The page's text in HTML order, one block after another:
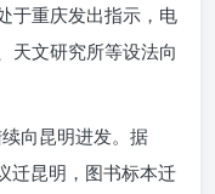
于重庆发出指示，电
天文研究所等设法向
向昆明进发。据
迁昆明，图书标本迁